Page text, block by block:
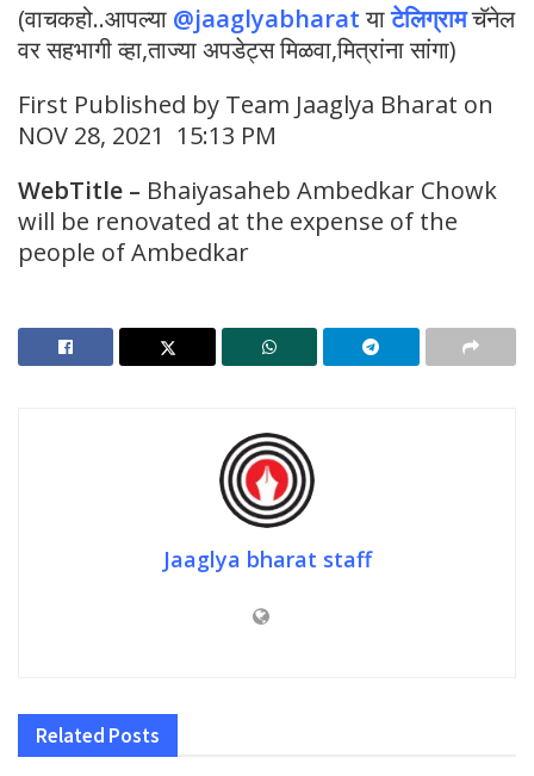
(वाचकहो..आपल्या @jaaglyabharat याटेलिग्रामचॅनेल
वर सहभागी व्हा,ताज्या अपडेट्स मिळवा,मित्रांना सांगा)
First Published by Team Jaaglya Bharat on
NOV 28, 2021 15:13 PM
WebTitle – Bhaiyasaheb Ambedkar Chowk
will be renovated at the expense of the
people of Ambedkar
Jaaglya bharat staff
Related Posts